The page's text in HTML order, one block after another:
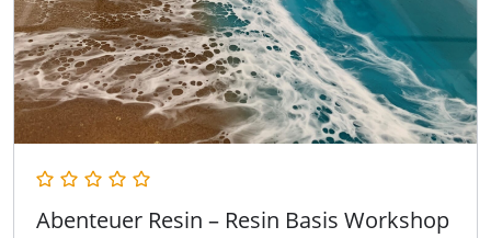
Abenteuer Resin – Resin Basis Workshop